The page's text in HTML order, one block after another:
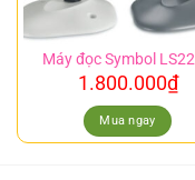
Máy đọc Symbol
1.800.000₫
Mua ngay